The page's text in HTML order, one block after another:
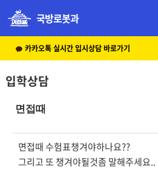
국방로봇과
카카오톡 실시간 입시상담 바로가기
입학상담
면접때
면접때 수험표챙겨야하나요??
그리고 또 챙겨야될것좀 말해주세요..